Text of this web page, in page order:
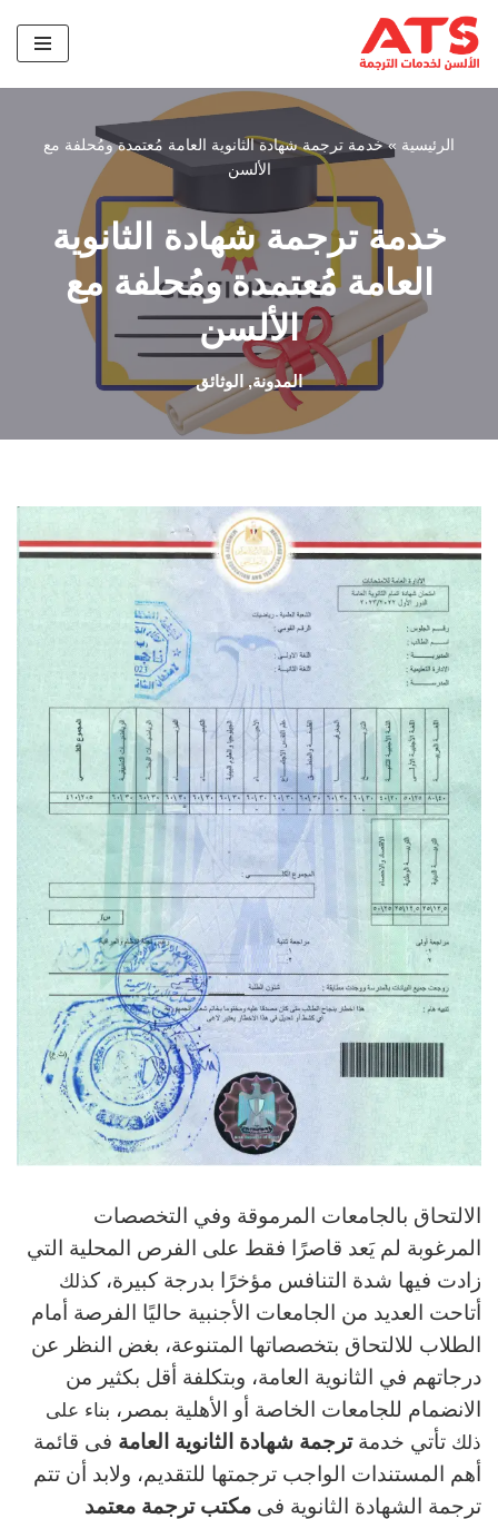
تخطى
إلى
الرئيسية »خدمة ترجمة شهادة الثانوية العامة مُعتمدة ومُحلفة مع
الألسن
خدمة ترجمة شهادة الثانوية
العامة مُعتمدة ومُحلفة مع
الألسن
المدونة, الوثائق
الالتحاق بالجامعات المرموقة وفي التخصصات
المرغوبة لم يَعد قاصرًا فقط على الفرص المحلية التي
زادت فيها شدة التنافس مؤخرًا بدرجة كبيرة، كذلك
أتاحت العديد من الجامعات الأجنبية حاليًا الفرصة أمام
الطلاب للالتحاق بتخصصاتها المتنوعة، بغض النظر عن
درجاتهم في الثانوية العامة، وبتكلفة أقل بكثير من
الانضمام للجامعات الخاصة أو الأهلية بمصر، بناء على
ذلك تأتي خدمةترجمة شهادة الثانوية العامة فى قائمة
أهم المستندات الواجب ترجمتها للتقديم، ولابد أن تتم
ترجمة الشهادة الثانوية فى مكتب ترجمة معتمد